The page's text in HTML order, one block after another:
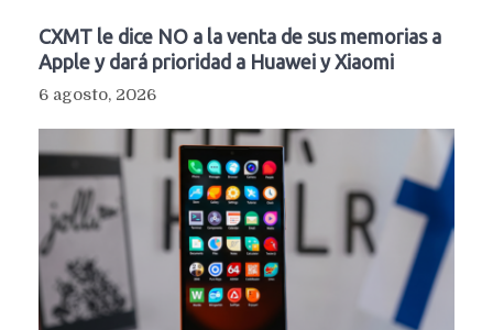
CXMT le dice NO a la venta de sus memorias a
Apple y dará prioridad a Huawei y Xiaomi
6 agosto, 2026